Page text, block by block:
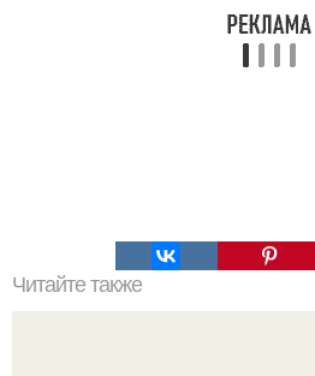
Читайте также